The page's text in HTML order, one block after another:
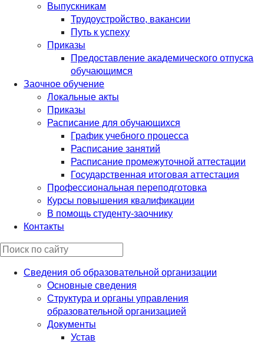
Выпускникам
Трудоустройство, вакансии
Путь к успеху
Приказы
Предоставление академического отпуска
обучающимся
Заочное обучение
Локальные акты
Приказы
Расписание для обучающихся
График учебного процесса
Расписание занятий
Расписание промежуточной аттестации
Государственная итоговая аттестация
Профессиональная переподготовка
Курсы повышения квалификации
В помощь студенту-заочнику
Контакты
Сведения об образовательной организации
Основные сведения
Структура и органы управления
образовательной организацией
Документы
Устав